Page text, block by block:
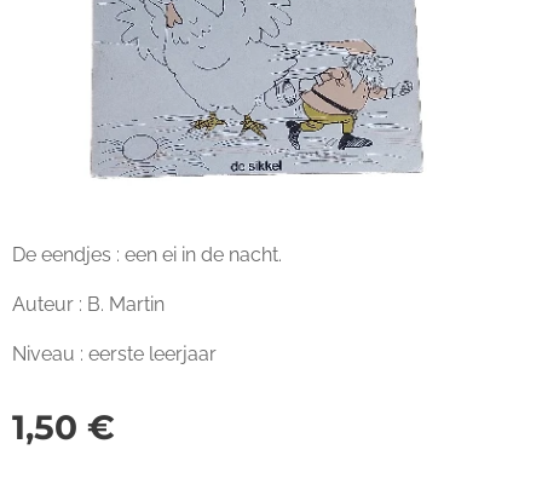
De eendjes : een ei in de nacht.
Auteur : B. Martin
Niveau : eerste leerjaar
1,50 €